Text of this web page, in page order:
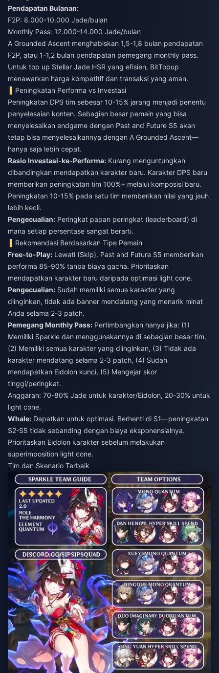
Pendapatan Bulanan:
F2P: 8.000-10.000 Jade/bulan
Monthly Pass: 12.000-14.000 Jade/bulan
A Grounded Ascent menghabiskan 1,5-1,8 bulan pendapatan
F2P, atau 1-1,2 bulan pendapatan pemegang monthly pass.
Untuk top up Stellar Jade HSR yang efisien, BitTopup
menawarkan harga kompetitif dan transaksi yang aman.
Peningkatan Performa vs Investasi
Peningkatan DPS tim sebesar 10-15% jarang menjadi penentu
penyelesaian konten. Sebagian besar pemain yang bisa
menyelesaikan endgame dengan Past and Future S5 akan
tetap bisa menyelesaikannya dengan A Grounded Ascent—
hanya saja lebih cepat.
Rasio Investasi-ke-Performa: Kurang menguntungkan
dibandingkan mendapatkan karakter baru. Karakter DPS baru
memberikan peningkatan tim 100%+ melalui komposisi baru.
Peningkatan 10-15% pada satu tim memberikan nilai yang jauh
lebih kecil.
Pengecualian: Peringkat papan peringkat (leaderboard) di
mana setiap persentase sangat berarti.
Rekomendasi Berdasarkan Tipe Pemain
Free-to-Play: Lewati (Skip). Past and Future S5 memberikan
performa 85-90% tanpa biaya gacha. Prioritaskan
mendapatkan karakter baru daripada optimasi light cone.
Pengecualian: Sudah memiliki semua karakter yang
diinginkan, tidak ada banner mendatang yang menarik minat
Anda selama 2-3 patch.
Pemegang Monthly Pass: Pertimbangkan hanya jika: (1)
Memiliki Sparkle dan menggunakannya di sebagian besar tim,
(2) Memiliki semua karakter yang diinginkan, (3) Tidak ada
karakter mendatang selama 2-3 patch, (4) Sudah
mendapatkan Eidolon kunci, (5) Mengejar skor
tinggi/peringkat.
Anggaran: 70-80% Jade untuk karakter/Eidolon, 20-30% untuk
light cone.
Whale: Dapatkan untuk optimasi. Berhenti di S1—peningkatan
S2-S5 tidak sebanding dengan biaya eksponensialnya.
Prioritaskan Eidolon karakter sebelum melakukan
superimposition light cone.
Tim dan Skenario Terbaik